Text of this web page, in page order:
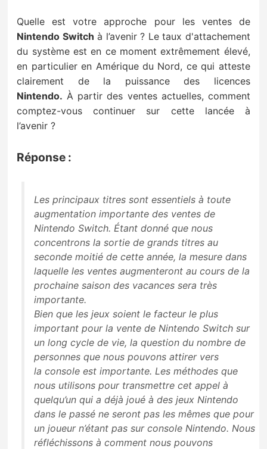
Quelle est votre approche pour les ventes de
Nintendo Switch à l’avenir ? Le taux d'attachement
du systèmeest en ce moment extrêmement élevé,
en particulier en Amérique du Nord, ce qui atteste
clairement de la puissance des licences
Nintendo. À partir des ventes actuelles, comment
comptez-vous continuer sur cette lancée à
l’avenir?
Réponse :
Les principaux titres sont essentiels à toute
augmentation importante des ventes de
Nintendo Switch. Étant donné que nous
concentrons la sortie de grands titres au
seconde moitié de cette année, la mesure dans
laquelle les ventes augmenteront au cours de la
prochaine saison des vacances sera très
importante.
Bien que les jeux soient le facteur le plus
important pour la vente de Nintendo Switch sur
un longcycle de vie, la question du nombre de
personnes que nous pouvons attirer vers
la console est importante. Les méthodes que
nous utilisons pour transmettre cet appel à
quelqu’un qui a déjà joué à des jeux Nintendo
dans le passé ne seront pas les mêmes que pour
un joueur n’étant pas sur console Nintendo. Nous
réfléchissons à comment nous pouvons